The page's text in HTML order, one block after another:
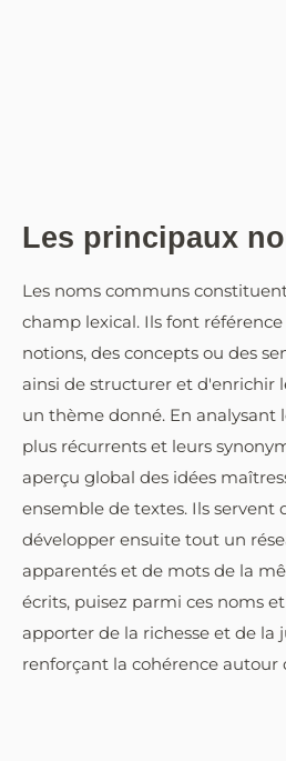
Les principaux
Les noms communs
champ lexical. Ils font référence
notions, des concepts ou des
ainsi de structurer et d'enrichir
un thème donné. En analysant
plus récurrents et leurs
aperçu global des idées
ensemble de textes. Ils servent
développer ensuite tout un
apparentés et de mots de la
écrits, puisez parmi ces noms
apporter de la richesse et de la
renforçant la cohérence autour